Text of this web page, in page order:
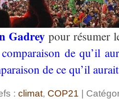
Gadrey pour résumer
de qu’il
de ce qu’il
: climat, COP21 |